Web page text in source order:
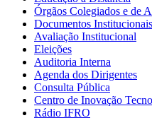
Órgãos Colegiados e de
Documentos Institucionais
Avaliação Institucional
Eleições
Auditoria Interna
Agenda dos Dirigentes
Consulta Pública
Centro de Inovação
Rádio IFRO